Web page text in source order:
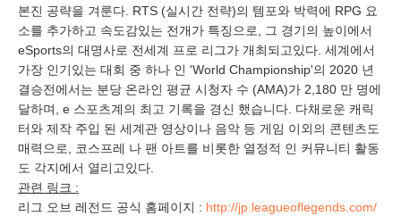
본진 공략을 겨룬다. RTS (실시간 전략)의 템포와 박력에 RPG 요
소를 추가하고 속도감있는 전개가 특징으로, 그 경기의 높이에서
eSports의 대명사로 전세계 프로 리그가 개최되고있다. 세계에서
가장 인기있는 대회 중 하나 인 'World Championship'의 2020 년
결승전에서는 분당 온라인 평균 시청자 수 (AMA)가 2,180 만 명에
달하며, e 스포츠계의 최고 기록을 경신 했습니다. 다채로운 캐릭
터와 제작 주입 된 세계관 영상이나 음악 등 게임 이외의 콘텐츠도
매력으로, 코스프레 나 팬 아트를 비롯한 열정적 인 커뮤니티 활동
도 각지에서 열리고있다.
관련 링크 :
리그 오브 레전드 공식 홈페이지 : http://jp.leagueoflegends.com/